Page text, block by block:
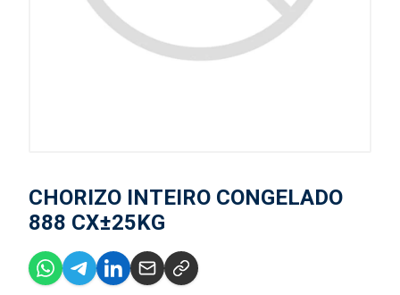
CHORIZO INTEIRO CONGELADO
888 CX±25KG